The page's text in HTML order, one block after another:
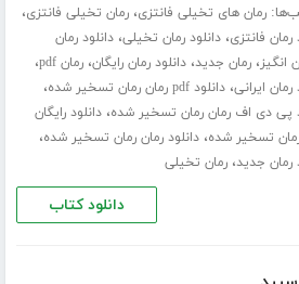
رمان های تخیلی فانتزی،رمان تخیلی فانتزی،
رمان فانتزی،دانلود رمان تخیلی،دانلود رمان
انگیز،رمان جدید،دانلود رمان رایگان،رمان pdf ،
رمان ایرانی،دانلود pdf رمان رمان تسخیر شده ،
پی دی اف رمان رمان تسخیر شده،دانلود رایگان
تسخیر شده،دانلود رمان رمان تسخیر شده،
رمان جدید،رمان تخیلی
دانلود کتاب